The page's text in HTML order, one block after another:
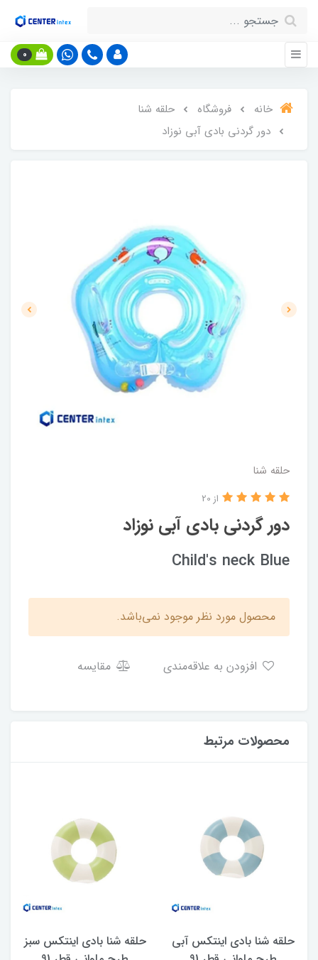
0
خانه فروشگاه
حلقه شنا
دور گردنی بادی آبی نوزاد
حلقه شنا
دور گردنی بادی آبی نوزاد
از 20
Child's neck Blue
محصول مورد نظر موجود نمی‌باشد.
مقایسه
محصولات مرتبط
حلقه شنا بادی اینتکس آبی
حلقه شنا بادی اینتکس سبز